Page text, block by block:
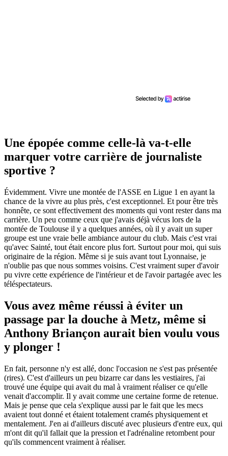
Une épopée comme celle-là va-t-elle
marquer votre carrière de journaliste
sportive ?
Évidemment. Vivre une montée de l'ASSE en Ligue 1 en ayant la
chance de la vivre au plus près, c'est exceptionnel. Et pour être très
honnête, ce sont effectivement des moments qui vont rester dans ma
carrière. Un peu comme ceux que j'avais déjà vécus lors de la
montée de Toulouse il y a quelques années, où il y avait un super
groupe est une vraie belle ambiance autour du club. Mais c'est vrai
qu'avec Sainté, tout était encore plus fort. Surtout pour moi, qui suis
originaire de la région. Même si je suis avant tout Lyonnaise, je
n'oublie pas que nous sommes voisins. C'est vraiment super d'avoir
pu vivre cette expérience de l'intérieur et de l'avoir partagée avec les
téléspectateurs.
Vous avez même réussi à éviter un
passage par la douche à Metz, même si
Anthony Briançon aurait bien voulu vous
y plonger !
En fait, personne n'y est allé, donc l'occasion ne s'est pas présentée
(rires). C'est d'ailleurs un peu bizarre car dans les vestiaires, j'ai
trouvé une équipe qui avait du mal à vraiment réaliser ce qu'elle
venait d'accomplir. Il y avait comme une certaine forme de retenue.
Mais je pense que cela s'explique aussi par le fait que les mecs
avaient tout donné et étaient totalement cramés physiquement et
mentalement. J'en ai d'ailleurs discuté avec plusieurs d'entre eux, qui
m'ont dit qu'il fallait que la pression et l'adrénaline retombent pour
qu'ils commencent vraiment à réaliser.